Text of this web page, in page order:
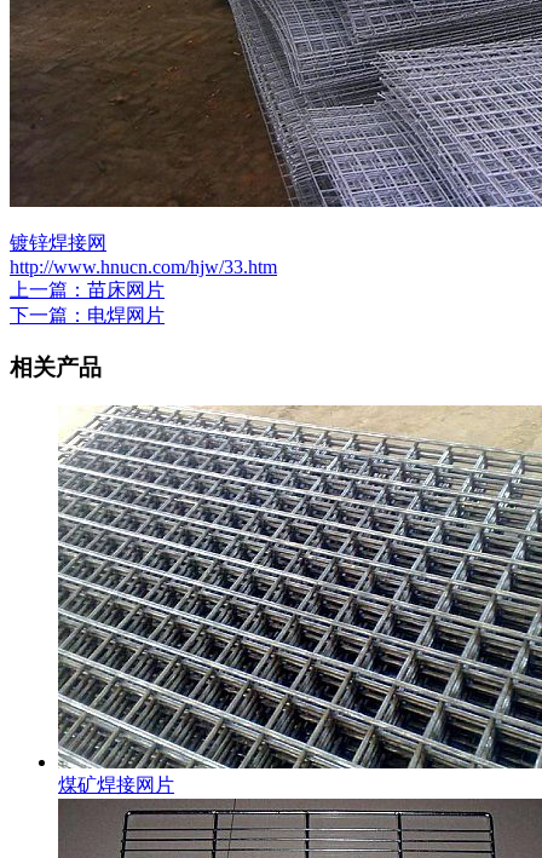
镀锌焊接网
http://www.hnucn.com/hjw/33.htm
上一篇：苗床网片
下一篇：电焊网片
相关产品
煤矿焊接网片